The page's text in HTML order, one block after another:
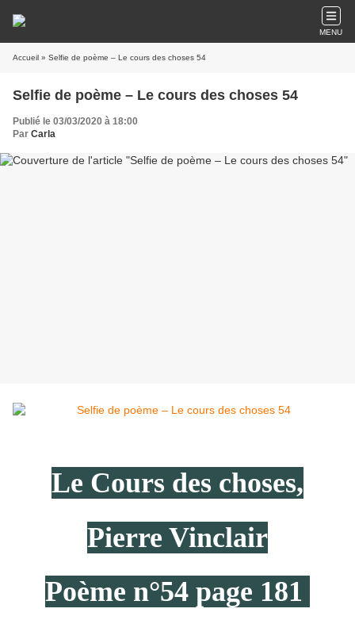
MENU
Accueil » Selfie de poème – Le cours des choses 54
Selfie de poème – Le cours des choses 54
Publié le 03/03/2020 à 18:00
Par Carla
Le Cours des choses,
Pierre Vinclair
Poème n°54 page 181